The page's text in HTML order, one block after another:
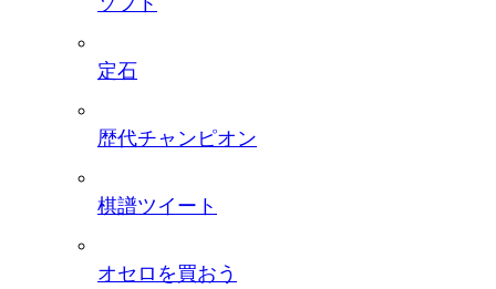
定石
歴代チャンピオン
棋譜ツイート
オセロを買おう